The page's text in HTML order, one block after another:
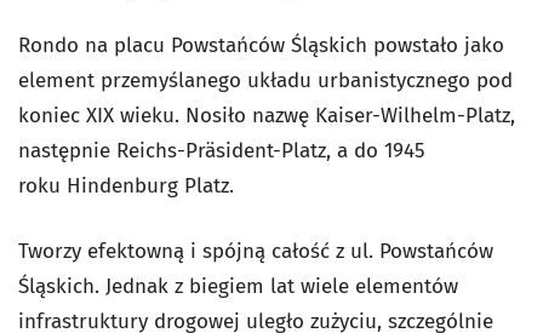
Rondo na placu Powstańców Śląskich powstało jako
element przemyślanego układu urbanistycznego pod
koniec XIX wieku. Nosiło nazwę Kaiser-Wilhelm-Platz,
następnie Reichs-Präsident-Platz, a do 1945
roku Hindenburg Platz.
Tworzy efektowną i spójną całość z ul. Powstańców
Śląskich. Jednak z biegiem lat wiele elementów
infrastruktury drogowej uległo zużyciu, szczególnie